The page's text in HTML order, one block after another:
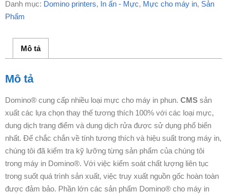
Danh mục: Domino printers, In ấn - Mực, Mực cho máy in, Sản
Phẩm
Mô tả
Mô tả
Domino® cung cấp nhiều loại mực cho máy in phun. CMS sản
xuất các lựa chọn thay thế tương thích 100% với các loại mực,
dung dịch trang điểm và dung dịch rửa được sử dụng phổ biến
nhất. Để chắc chắn về tính tương thích và hiệu suất trong máy in,
chúng tôi đã kiểm tra kỹ lưỡng từng sản phẩm của chúng tôi
trong máy in Domino®. Với việc kiểm soát chất lượng liên tục
trong suốt quá trình sản xuất, việc truy xuất nguồn gốc hoàn toàn
được đảm bảo. Phần lớn các sản phẩm Domino® cho máy in